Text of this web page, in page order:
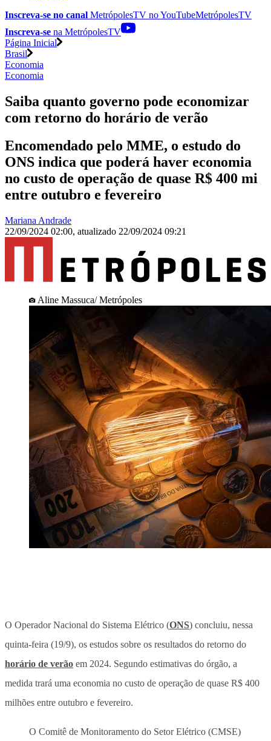
Inscreva-se no canal MetrópolesTV noYouTubeMetrópolesTV
Inscreva-se na MetrópolesTV
Página Inicial
Brasil
Economia
Economia
Saiba quanto governo pode economizar
com retorno do horário de verão
Encomendado pelo MME, o estudo do
ONS indica que poderá haver economia
no custo de operação de quase R$ 400 mi
entre outubro e fevereiro
Mariana Andrade
22/09/2024 02:00, atualizado 22/09/2024 09:21
Aline Massuca/ Metrópoles
O Operador Nacional do Sistema Elétrico (ONS) concluiu, nessa
quinta-feira (19/9), os estudos sobre os resultados do retorno do
horário de verão em 2024. Segundo estimativas do órgão, a
medida trará uma economia no custo de operação de quase R$ 400
milhões entre outubro e fevereiro.
O Comitê de Monitoramento do Setor Elétrico (CMSE)